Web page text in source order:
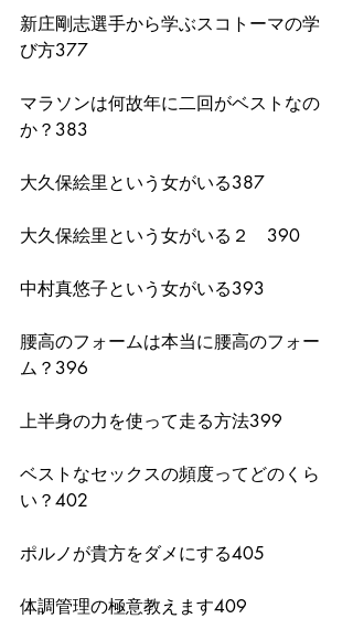
新庄剛志選手から学ぶスコトーマの学
び方377
マラソンは何故年に二回がベストなの
か？383
大久保絵里という女がいる387
大久保絵里という女がいる２　390
中村真悠子という女がいる393
腰高のフォームは本当に腰高のフォー
ム？396
上半身の力を使って走る方法399
ベストなセックスの頻度ってどのくら
い？402
ポルノが貴方をダメにする405
体調管理の極意教えます409